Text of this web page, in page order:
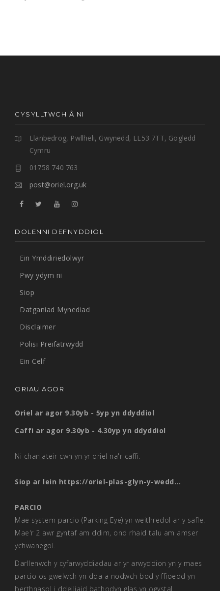
CYSYLLTWCH Â NI
Llanbedrog, Pwllheli, Gwynedd, LL53 7TT, Gogledd
Cymru
01758 740 763
post@oriel.org.uk
DOLENNI DEFNYDDIOL
Ein Ymddiriedolwyr
Pwy ydym ni
Siop
Datganiad Mynediad
Disclaimer
Polisi Preifatrwydd
Ein Celf
ORIAU AGOR
Oriel ar agor 9.30yb - 5yp yn ddyddiol
Caffi ar agor 9.30yb - 4.30yp yn ddyddiol
Ni chaniateir cwn yn yr oriel na'r caffi.
Siop ar lein https://oriel-plas-glyn-y-wedd...
PARCIO
Mae system parcio (Parking Eye) yn weithredol ar y safle.
Mae'r 2 awr gyntaf am ddim, ond rhaid talu am amser
ychwanegol.
Darllenwch y cyfarwyddiadau ar yr arwyddion yn y maes
parcio os gwelwch yn dda a nodwch bod y ffioedd yn
berthnasol i ddeiliaid bathodyn glas yn ogystal.